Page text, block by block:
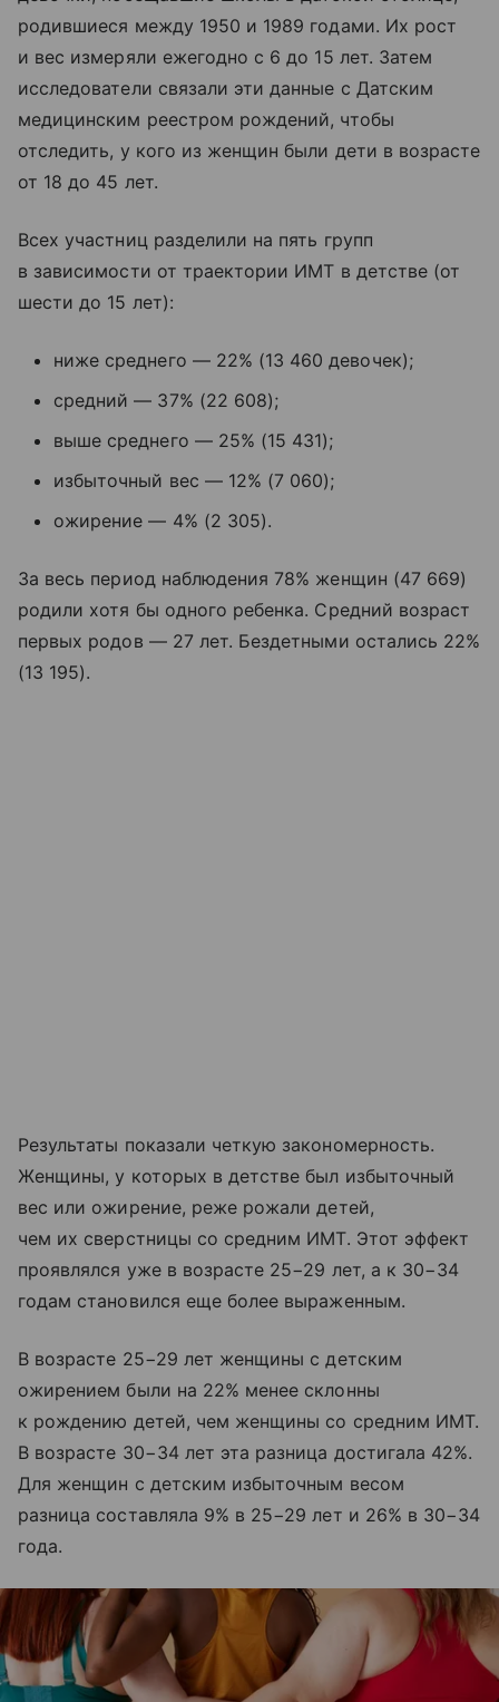
родившиеся между 1950 и 1989 годами. Их рост
и вес измеряли ежегодно с 6 до 15 лет. Затем
исследователи связали эти данные с Датским
медицинским реестром рождений, чтобы
отследить, у кого из женщин были дети в возрасте
от 18 до 45 лет.
Всех участниц разделили на пять групп
в зависимости от траектории ИМТ в детстве (от
шести до 15 лет):
ниже среднего — 22% (13 460 девочек);
средний — 37% (22 608);
выше среднего — 25% (15 431);
избыточный вес — 12% (7 060);
ожирение — 4% (2 305).
За весь период наблюдения 78% женщин (47 669)
родили хотя бы одного ребенка. Средний возраст
первых родов — 27 лет. Бездетными остались 22%
(13 195).
Результаты показали четкую закономерность.
Женщины, у которых в детстве был избыточный
вес или ожирение, реже рожали детей,
чем их сверстницы со средним ИМТ. Этот эффект
проявлялся уже в возрасте 25−29 лет, а к 30−34
годам становился еще более выраженным.
В возрасте 25−29 лет женщины с детским
ожирением были на 22% менее склонны
к рождению детей, чем женщины со средним ИМТ.
В возрасте 30−34 лет эта разница достигала 42%.
Для женщин с детским избыточным весом
разница составляла 9% в 25−29 лет и 26% в 30−34
года.